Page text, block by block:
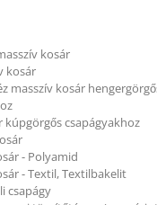
kosár
kosár
masszív kosár
kúpgörgős csapágyakhoz
- Polyamid
- Textil, Textilbakelit
csapágy